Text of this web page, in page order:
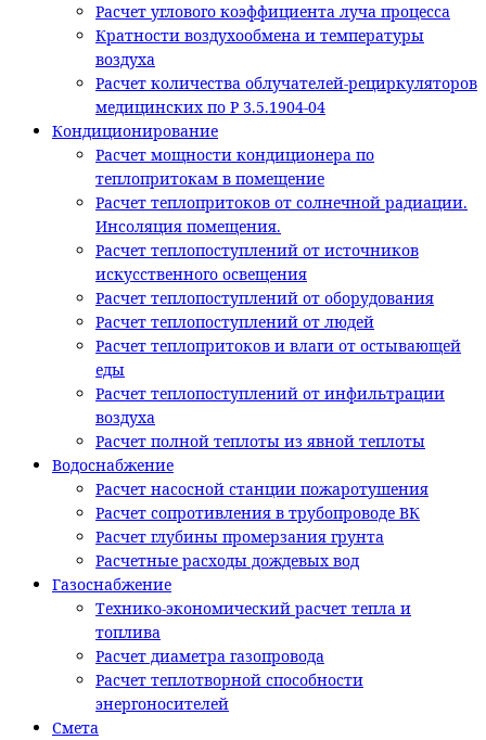
Расчет углового коэффициента луча процесса
Кратности воздухообмена и температуры
воздуха
Расчет количества облучателей-рециркуляторов
медицинских по Р 3.5.1904-04
Кондиционирование
Расчет мощности кондиционера по
теплопритокам в помещение
Расчет теплопритоков от солнечной радиации.
Инсоляция помещения.
Расчет теплопоступлений от источников
искусственного освещения
Расчет теплопоступлений от оборудования
Расчет теплопоступлений от людей
Расчет теплопритоков и влаги от остывающей
еды
Расчет теплопоступлений от инфильтрации
воздуха
Расчет полной теплоты из явной теплоты
Водоснабжение
Расчет насосной станции пожаротушения
Расчет сопротивления в трубопроводе ВК
Расчет глубины промерзания грунта
Расчетные расходы дождевых вод
Газоснабжение
Технико-экономический расчет тепла и
топлива
Расчет диаметра газопровода
Расчет теплотворной способности
энергоносителей
Смета